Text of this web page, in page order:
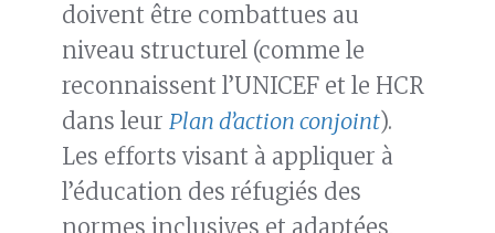
doivent être combattues au
niveau structurel (comme le
reconnaissent l’UNICEF et le HCR
dans leur Plan d’action conjoint).
Les efforts visant à appliquer à
l’éducation des réfugiés des
normes inclusives et adaptées,